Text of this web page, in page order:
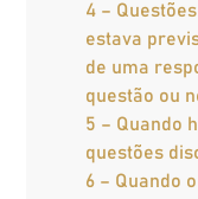
4 –
estava
de uma
questão ou
5 – Quando
questões
6 – Quando